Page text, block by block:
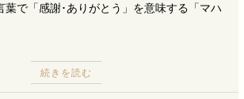
葉で「感謝･ありがとう」を意味する「マハ
続きを読む